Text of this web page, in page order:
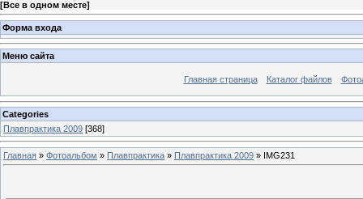
[Все в одном месте]
Форма входа
Меню сайта
Главная страница Каталог файлов
Categories
Плавпрактика 2009 [368]
Главная » Фотоальбом » Плавпрактика » Плавпрактика 2009 » IMG231